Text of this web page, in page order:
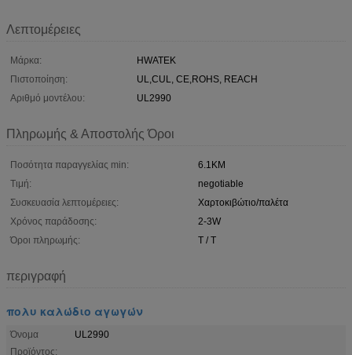
Λεπτομέρειες
Μάρκα:
HWATEK
Πιστοποίηση:
UL,CUL, CE,ROHS, REACH
Αριθμό μοντέλου:
UL2990
Πληρωμής & Αποστολής Όροι
Ποσότητα παραγγελίας min:
6.1KM
Τιμή:
negotiable
Συσκευασία λεπτομέρειες:
Χαρτοκιβώτιο/παλέτα
Χρόνος παράδοσης:
2-3W
Όροι πληρωμής:
T / T
περιγραφή
πολυ καλώδιο αγωγών
Όνομα
Προϊόντος:
UL2990